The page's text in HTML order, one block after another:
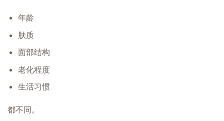
年龄
肤质
面部结构
老化程度
生活习惯
都不同。